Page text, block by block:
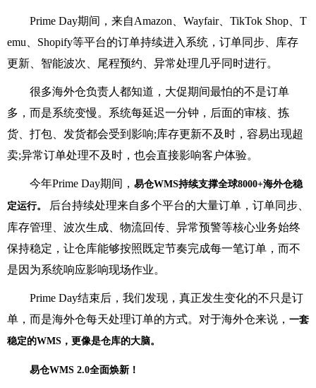
Prime Day期间，来自Amazon、Wayfair、TikTok Shop、T
emu、Shopify等平台的订单持续进入系统，订单同步、库存
更新、智能波次、尾程预约、异常处理几乎同时进行。
很多海外仓负责人都知道，大促期间最怕的不是订单
多，而是系统变慢。系统每延迟一分钟，后面的审核、拣
货、打包、发货都会受到影响;库存更新不及时，容易出现超
卖;异常订单处理不及时，也会直接影响客户体验。
今年Prime Day期间， 易仓WMS持续支撑全球8000+海外仓稳
定运行。
后台持续处理来自多个平台的大量订单，订单同步、
库存管理、波次生成、物流回传、异常预警等核心业务始终
保持稳定，让仓库能够按照既定节奏完成每一笔订单，而不
是因为系统响应影响现场作业。
Prime Day结束后，我们发现，真正发生变化的不只是订
单，而是海外仓每天处理订单的方式。对于海外仓来说， 一套
稳定的WMS，更像是仓库的大脑。
易仓WMS 2.0全面焕新！